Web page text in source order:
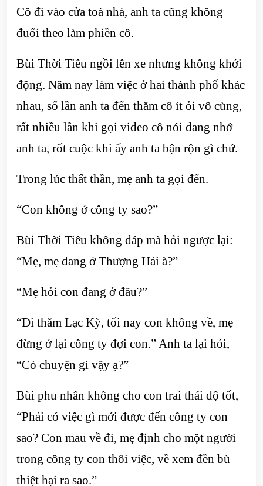
Cô đi vào cửa toà nhà, anh ta cũng không
đuổi theo làm phiền cô.
Bùi Thời Tiêu ngồi lên xe nhưng không khởi
động. Năm nay làm việc ở hai thành phố khác
nhau, số lần anh ta đến thăm cô ít ỏi vô cùng,
rất nhiều lần khi gọi video cô nói đang nhớ
anh ta, rốt cuộc khi ấy anh ta bận rộn gì chứ.
Trong lúc thất thần, mẹ anh ta gọi đến.
“Con không ở công ty sao?”
Bùi Thời Tiêu không đáp mà hỏi ngược lại:
“Mẹ, mẹ đang ở Thượng Hải à?”
“Mẹ hỏi con đang ở đâu?”
“Đi thăm Lạc Kỳ, tối nay con không về, mẹ
đừng ở lại công ty đợi con.” Anh ta lại hỏi,
“Có chuyện gì vậy ạ?”
Bùi phu nhân không cho con trai thái độ tốt,
“Phải có việc gì mới được đến công ty con
sao? Con mau về đi, mẹ định cho một người
trong công ty con thôi việc, về xem đền bù
thiệt hại ra sao.”